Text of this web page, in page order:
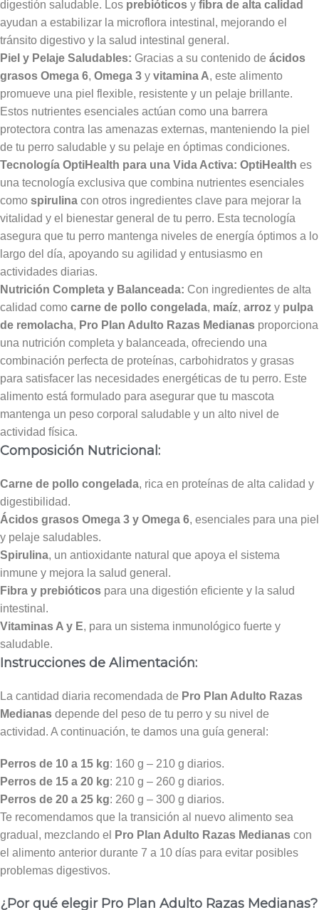
digestión saludable. Los prebióticos y fibra de alta calidad
ayudan a estabilizar la microflora intestinal, mejorando el
tránsito digestivo y la salud intestinal general.
Piel y Pelaje Saludables: Gracias a su contenido de ácidos
grasos Omega 6, Omega 3 y vitamina A, este alimento
promueve una piel flexible, resistente y un pelaje brillante.
Estos nutrientes esenciales actúan como una barrera
protectora contra las amenazas externas, manteniendo la piel
de tu perro saludable y su pelaje en óptimas condiciones.
Tecnología OptiHealth para una Vida Activa: OptiHealth es
una tecnología exclusiva que combina nutrientes esenciales
como spirulina con otros ingredientes clave para mejorar la
vitalidad y el bienestar general de tu perro. Esta tecnología
asegura que tu perro mantenga niveles de energía óptimos a lo
largo del día, apoyando su agilidad y entusiasmo en
actividades diarias.
Nutrición Completa y Balanceada: Con ingredientes de alta
calidad como carne de pollo congelada, maíz, arroz y pulpa
de remolacha, Pro Plan Adulto Razas Medianas proporciona
una nutrición completa y balanceada, ofreciendo una
combinación perfecta de proteínas, carbohidratos y grasas
para satisfacer las necesidades energéticas de tu perro. Este
alimento está formulado para asegurar que tu mascota
mantenga un peso corporal saludable y un alto nivel de
actividad física.
Composición Nutricional:
Carne de pollo congelada, rica en proteínas de alta calidad y
digestibilidad.
Ácidos grasos Omega 3 y Omega 6, esenciales para una piel
y pelaje saludables.
Spirulina, un antioxidante natural que apoya el sistema
inmune y mejora la salud general.
Fibra y prebióticos para una digestión eficiente y la salud
intestinal.
Vitaminas A y E, para un sistema inmunológico fuerte y
saludable.
Instrucciones de Alimentación:
La cantidad diaria recomendada de Pro Plan Adulto Razas
Medianas depende del peso de tu perro y su nivel de
actividad. A continuación, te damos una guía general:
Perros de 10 a 15 kg: 160 g – 210 g diarios.
Perros de 15 a 20 kg: 210 g – 260 g diarios.
Perros de 20 a 25 kg: 260 g – 300 g diarios.
Te recomendamos que la transición al nuevo alimento sea
gradual, mezclando el
Pro Plan Adulto Razas Medianas con
el alimento anterior durante 7 a 10 días para evitar posibles
problemas digestivos.
¿Por qué elegir Pro Plan Adulto Razas Medianas?